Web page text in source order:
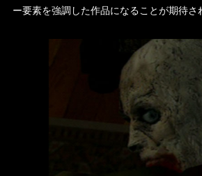
ー要素を強調した作品になることが期待さ